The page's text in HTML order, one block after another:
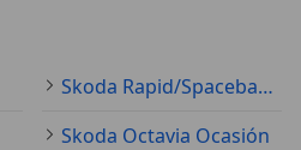
Skoda Rapid/Spaceback Ocasión
Skoda Octavia Ocasión